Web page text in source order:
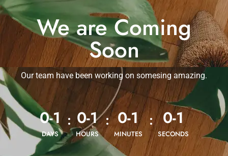
We are Coming
Soon
Our team have been working on somesing amazing.
0-1
DAYS
: 0-1
HOURS
: 0-1
MINUTES
: 0-1
SECONDS